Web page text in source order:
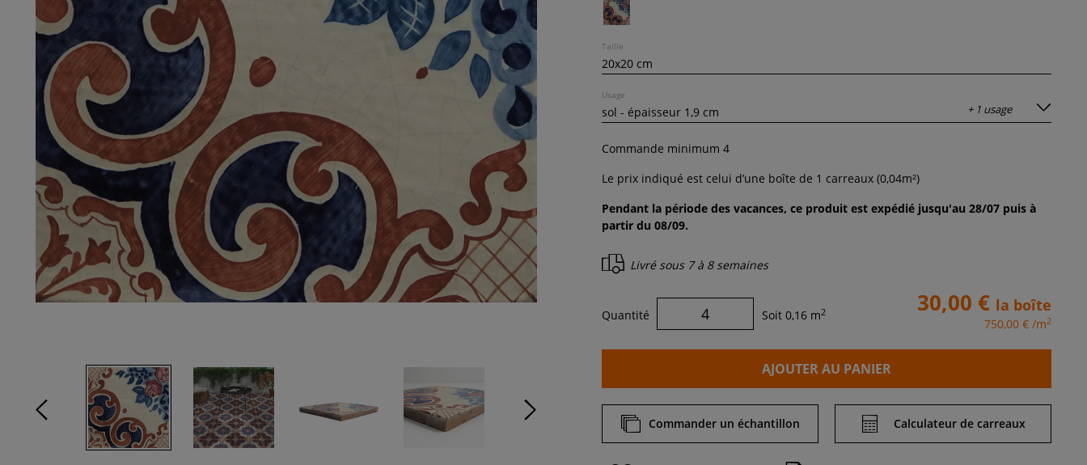
Taille
+ 1 usage
Usage
Commande minimum 4
Le prix indiqué est celui d’une boîte de 1 carreaux (0,04m²)
Pendant la période des vacances, ce produit est expédié jusqu'au 28/07 puis à
partir du 08/09.
Livré sous 7 à 8 semaines
Quantité Soit 0,16 m2 30,00 € la boîte
750,00 € /m2
AJOUTER AU PANIER
Commander un échantillon Calculateur de carreaux